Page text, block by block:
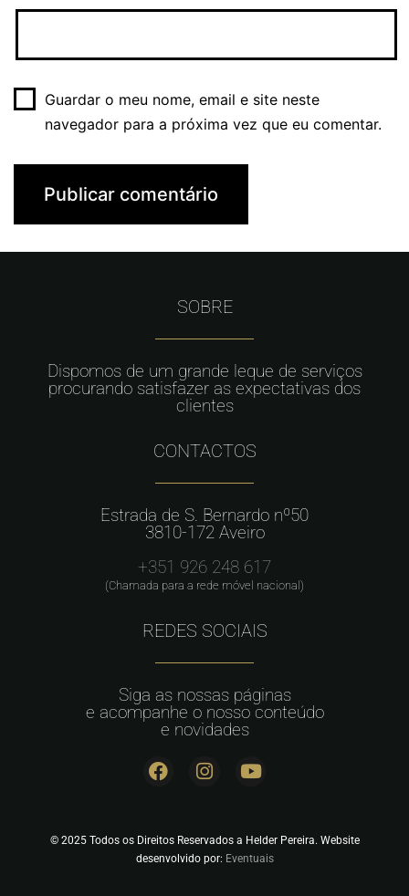
Guardar o meu nome, email e site neste
navegador para a próxima vez que eu comentar.
SOBRE
Dispomos de um grande leque de serviços
procurando satisfazer as expectativas dos
clientes
CONTACTOS
Estrada de S. Bernardo nº50
3810-172 Aveiro
+351 926 248 617
(Chamada para a rede móvel nacional)
REDES SOCIAIS
Siga as nossas páginas
e acompanhe o nosso conteúdo
e novidades
© 2025 Todos os Direitos Reservados a Helder Pereira. Website
desenvolvido por: Eventuais